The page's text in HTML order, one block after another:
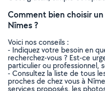
Comment bien choisir
Nîmes ?
Voici nos conseils :
- Indiquez votre besoin en
recherchez-vous ? Est-ce
particulier ou professionnel,
- Consultez la liste de tous
proches de chez vous à
services proposés, les